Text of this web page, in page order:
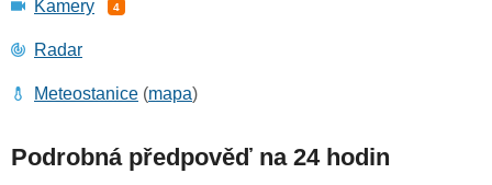
Kamery 4
Radar
Meteostanice (mapa)
Podrobná předpověď na 24 hodin